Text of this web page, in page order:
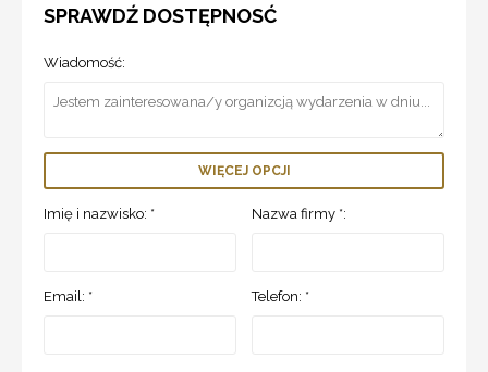
SPRAWDŹ DOSTĘPNOSĆ
Wiadomość:
WIĘCEJ OPCJI
Imię i nazwisko: * Nazwa firmy *:
Email: * Telefon: *